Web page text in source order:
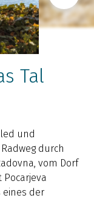
Tal
und
durch
vom Dorf
eines der